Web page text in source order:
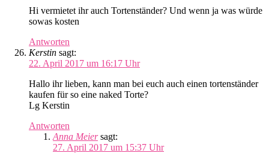
Hi vermietet ihr auch Tortenständer? Und wenn ja was würde
sowas kosten
Antworten
Kerstin sagt:
22. April 2017 um 16:17 Uhr
Hallo ihr lieben, kann man bei euch auch einen tortenständer
kaufen für so eine naked Torte?
Lg Kerstin
Antworten
Anna Meier sagt:
27. April 2017 um 15:37 Uhr